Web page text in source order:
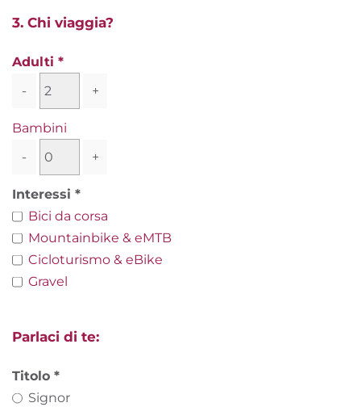
3. Chi viaggia?
Adulti
-
+
Bambini
-
+
Interessi
Bici da corsa
Mountainbike & eMTB
Cicloturismo & eBike
Gravel
Parlaci di te:
Titolo
Signor